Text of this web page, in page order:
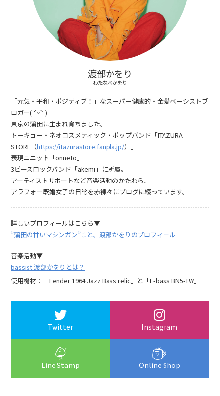
渡部かをり
わたなべかをり
「元気・平和・ポジティブ！」なスーパー健康的・金髪ベーシストブ
ロガー( ˊᵕˋ )
東京の蒲田に生まれ育ちました。
トーキョー・ネオコスメティック・ポップバンド「ITAZURA
STORE（https://itazurastore.fanpla.jp/）」
表現ユニット「onneto」
3ピースロックバンド「akemi」に所属。
アーティストサポートなど音楽活動のかたわら、
アラフォー既婚女子の日常を赤裸々にブログに綴っています。
詳しいプロフィールはこちら▼
”蒲田の甘いマシンガン”こと、渡部かをりのプロフィール
音楽活動▼
bassist 渡部かをりとは？
使用機材：「Fender 1964 Jazz Bass relic」と「F-bass BN5-TW」
Twitter Instagram
Line Stamp Online Shop